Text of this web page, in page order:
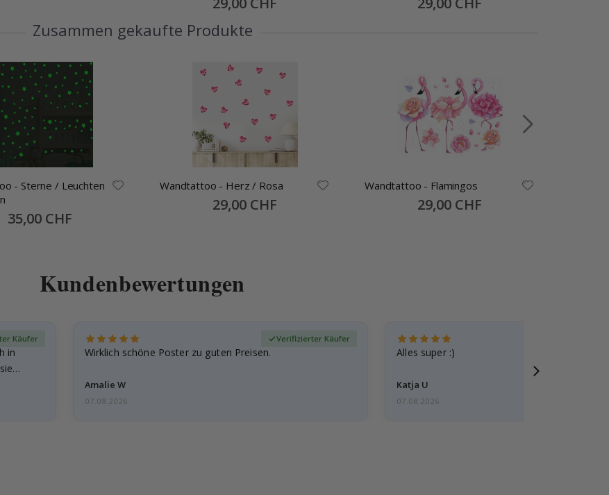
Price Price
Zusammen gekaufte Produkte
- Sterne / Leuchten
Special
Price
35,00 CHF
Wandtattoo - Herz / Rosa
Special
Price
29,00 CHF
Wandtattoo - Flamingos
Special
Price
29,00 CHF
Kundenbewertungen
in
Käufer
Wirklich schöne Poster zu guten Preisen.
Amalie W
Verifizierter Käufer
07.08.2026
Alles super :)
Katja U
07.08.2026